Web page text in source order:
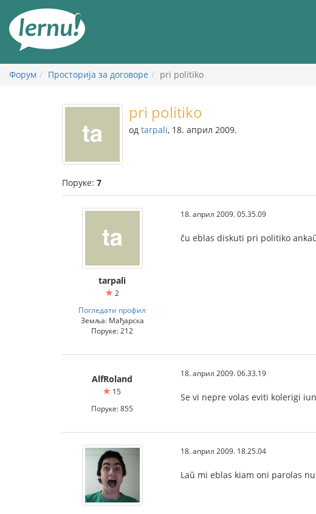
садржају
Форум Просторија за договоре pri politiko
pri politiko
од tarpali, 18. април 2009.
Поруке: 7
tarpali
2
Погледати профил
Земља: Мађарска
Поруке: 212
18. април 2009. 05.35.09
ĉu eblas diskuti pri politiko
AlfRoland
15
Поруке: 855
18. април 2009. 06.33.19
Se vi nepre volas eviti kolerigi
18. април 2009. 18.25.04
Laŭ mi eblas kiam oni parolas